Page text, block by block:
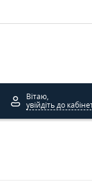
Вітаю,
увійдіть до